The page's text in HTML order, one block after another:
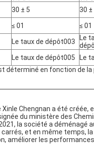
30 ± 5
30 ±
≤ 01 ≤ 01
Le taux de dépôt003
Le
Le taux de dépôt005 Le
déterminé en fonction de la
Chengnan a été
du ministère des
la société a déménagé
et en même temps,
améliorer les